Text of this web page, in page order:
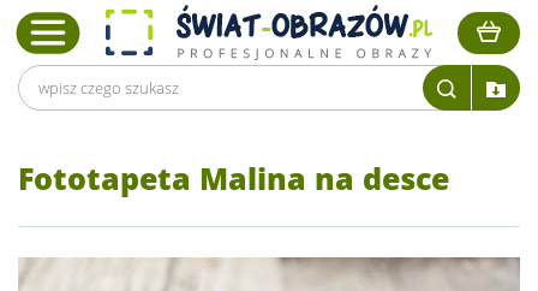
Fototapeta Malina na desce